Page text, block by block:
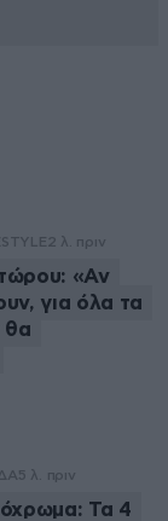
2 λ. πριν
«Αν
για όλα τα
θα
5 λ. πριν
Τα 4